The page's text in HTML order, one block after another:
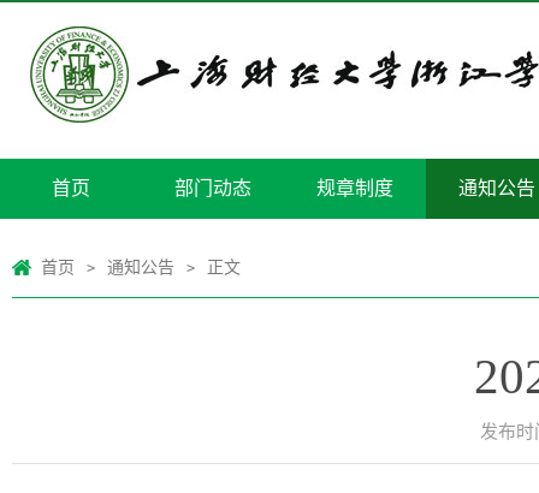
首页 部门动态 规章制度 通知公告
首页 > 通知公告 > 正文
发布时